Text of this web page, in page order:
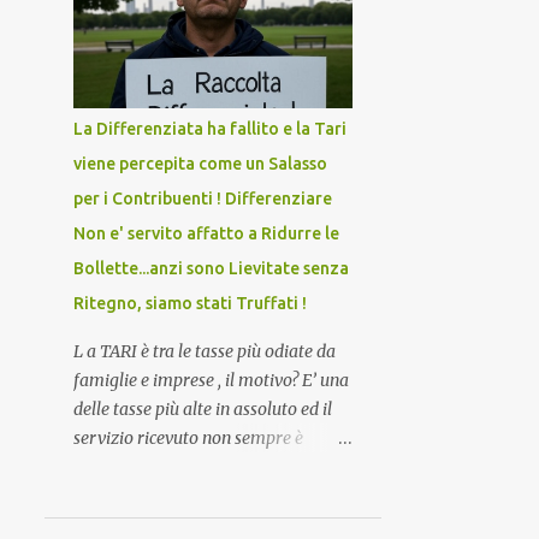
ottobre 2021
521
settembre 2021
agosto 2021
556
luglio 2021
456
giugno 2021
433
aprile 2021
febbraio 2021
478
gennaio 2021
573
ignorare il consenso dei genitori.
Dopo tutti i vaccini che abbiamo
elencato sopra...
Camioncini di Gelati affittati per lo
scopo della temperatura? Qualcuno a
suo tempo ribattezzo' il Vaccino
come: l' Amaro del Capo, era
bene anche, a Temperatura
Ambiente"! Riproponiamo l'articolo
per NON Dimenticare!
La Differenziata ha fallito e la Tari
viene percepita come un Salasso
per i Contribuenti ! Differenziare
Non e' servito affatto a Ridurre le
Bollette...anzi sono Lievitate senza
Ritegno, siamo stati Truffati !
L a TARI è tra le tasse più odiate da
famiglie e imprese , il motivo? E’ una
delle tasse più alte in assoluto ed il
servizio ricevuto non sempre è
differenziata, facciamo quasi tutto